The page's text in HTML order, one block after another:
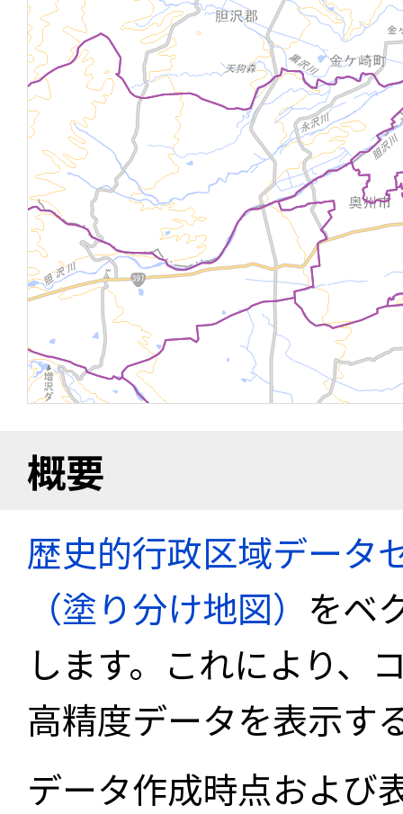
概要
歴史的行政区域データ
（塗り分け地図） をベ
します。これにより、
高精度データを表示す
データ作成時点および